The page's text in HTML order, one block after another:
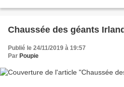
Chaussée des géants
Publié le 24/11/2019 à 19:57
Par Poupie